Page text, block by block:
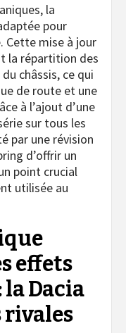
la
pour
Cette mise à jour
la répartition des
châssis, ce qui
de route et une
à l’ajout d’une
sur tous les
par une révision
d’offrir un
point crucial
utilisée au
effets
la Dacia
rivales